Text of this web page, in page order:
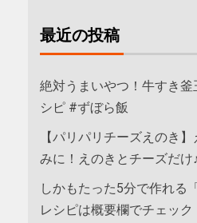
最近の投稿
絶対うまいやつ！牛すき
シピ #ずぼら飯
【パリパリチーズえのき
みに！えのきとチーズだけ
しかもたった5分で作れる
レシピは概要欄でチェッ